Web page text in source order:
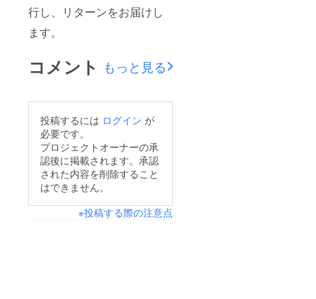
行し、リターンをお届けし
ます。
コメント もっと見る
投稿するには ログイン が
必要です。
プロジェクトオーナーの承
認後に掲載されます。承認
された内容を削除すること
はできません。
※投稿する際の注意点